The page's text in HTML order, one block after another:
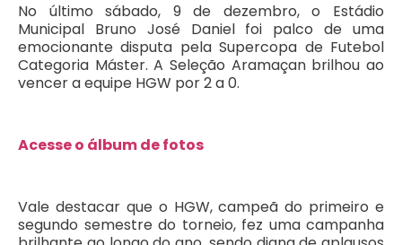
No último sábado, 9 de dezembro, o Estádio
Municipal Bruno José Daniel foi palco de uma
emocionante disputa pela Supercopa de Futebol
Categoria Máster. A Seleção Aramaçan brilhou ao
vencer a equipe HGW por 2 a 0.
Acesse o álbum de fotos
Vale destacar que o HGW, campeã do primeiro e
segundo semestre do torneio, fez uma campanha